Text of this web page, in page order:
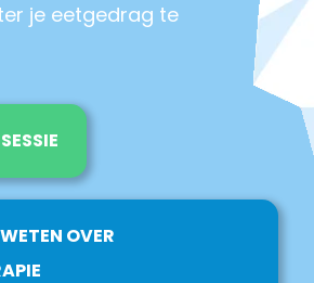
je eetgedrag te
OVER